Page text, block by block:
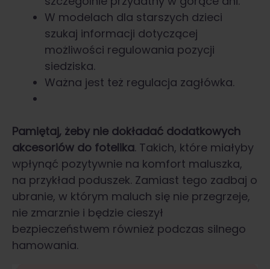
W modelach dla starszych dzieci
szukaj informacji dotyczącej
możliwości regulowania pozycji
siedziska.
Ważna jest też regulacja zagłówka.
Pamiętaj, żeby nie dokładać dodatkowych
akcesoriów do fotelika. Takich, które miałyby
wpłynąć pozytywnie na komfort maluszka,
na przykład poduszek. Zamiast tego zadbaj o
ubranie, w którym maluch się nie przegrzeje,
nie zmarznie i będzie cieszył
bezpieczeństwem również podczas silnego
hamowania.